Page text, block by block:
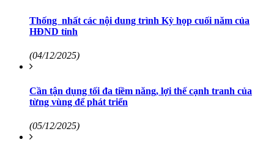
Thống nhất các nội dung trình Kỳ họp cuối năm của
HĐND tỉnh
(04/12/2025)
Cần tận dụng tối đa tiềm năng, lợi thế cạnh tranh của
từng vùng để phát triển
(05/12/2025)